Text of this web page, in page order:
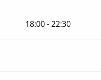
18:00 - 22:30